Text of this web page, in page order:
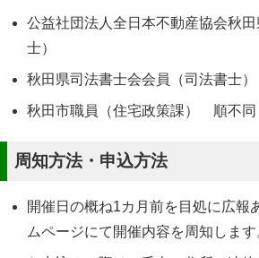
公益社団法人全日本不動産協会秋
士）
秋田県司法書士会会員（司法書士）
秋田市職員（住宅政策課） 順不同
周知方法・申込方法
開催日の概ね1カ月前を目処に広報
ムページにて開催内容を周知します